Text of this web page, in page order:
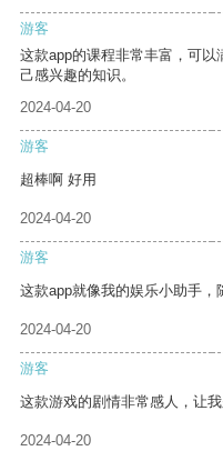
游客
这款app的课程非常丰富，可以
己感兴趣的知识。
2024-04-20
游客
超棒啊 好用
2024-04-20
游客
这款app就像我的娱乐小助手，
2024-04-20
游客
这款游戏的剧情非常感人，让我
2024-04-20